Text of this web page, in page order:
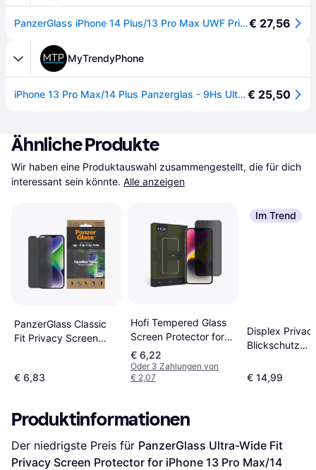
PanzerGlass iPhone 14 Plus/13 Pro Max UWF Privacy AB Applicato€ 27,56
MyTrendyPhone
iPhone 13 Pro Max/14 Plus Panzerglas - 9Hs Ultra-Wide Fit Privacy EasyAligner Panzerglas - 9H - Schwarz Rand€ 25,50
Ähnliche Produkte
Wir haben eine Produktauswahl zusammengestellt, die für dich
interessant sein könnte. Alle anzeigen
PanzerGlass Classic
Fit Privacy Screen
€ 6,83
Hofi Tempered Glass
Screen Protector for
iPhone 13 Pro Max/14
Plus
€ 6,22
Oder 3 Zahlungen von
€ 2,07
Im Trend
Displex
Blickschutz
iPhone 16
€ 14,99
Produktinformationen
Der niedrigste Preis für PanzerGlass Ultra-Wide Fit
Privacy Screen Protector for iPhone 13 Pro Max/14